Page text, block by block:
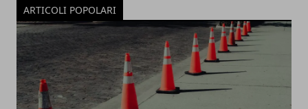
ARTICOLI POPOLARI